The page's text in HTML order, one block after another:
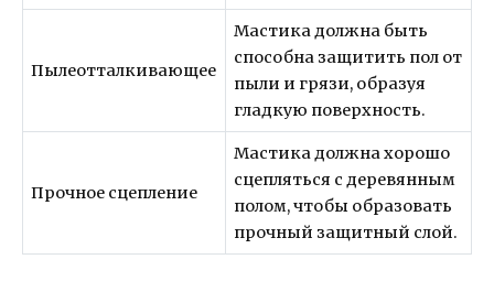
Пылеотталкивающее
Мастика должна быть
способна защитить пол от
пыли и грязи, образуя
гладкую поверхность.
Прочное сцепление
Мастика должна хорошо
сцепляться с деревянным
полом, чтобы образовать
прочный защитный слой.